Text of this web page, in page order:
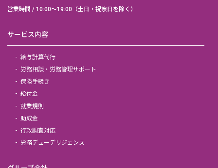
営業時間 / 10:00～19:00（土日・祝祭日を除く）
サービス内容
給与計算代行
労務相談・労務管理サポート
保険手続き
給付金
就業規則
助成金
行政調査対応
労務デューデリジェンス